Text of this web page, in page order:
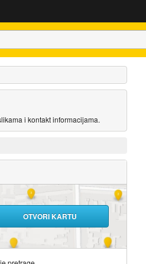
i kontakt informacijama.
OTVORI KARTU